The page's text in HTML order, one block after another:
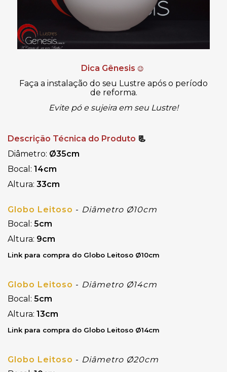
Dica Gênesis 😉
Faça a instalação do seu Lustre após o período
de reforma.
Evite pó e sujeira em seu Lustre!
Descrição Técnica do Produto 📃
Diâmetro: Ø35cm
Bocal: 14cm
Altura: 33cm
Globo Leitoso - Diâmetro Ø10cm
Bocal: 5cm
Altura: 9cm
Link para compra do Globo Leitoso Ø10cm
Globo Leitoso - Diâmetro Ø14cm
Bocal: 5cm
Altura: 13cm
Link para compra do Globo Leitoso Ø14cm
Globo Leitoso - Diâmetro Ø20cm